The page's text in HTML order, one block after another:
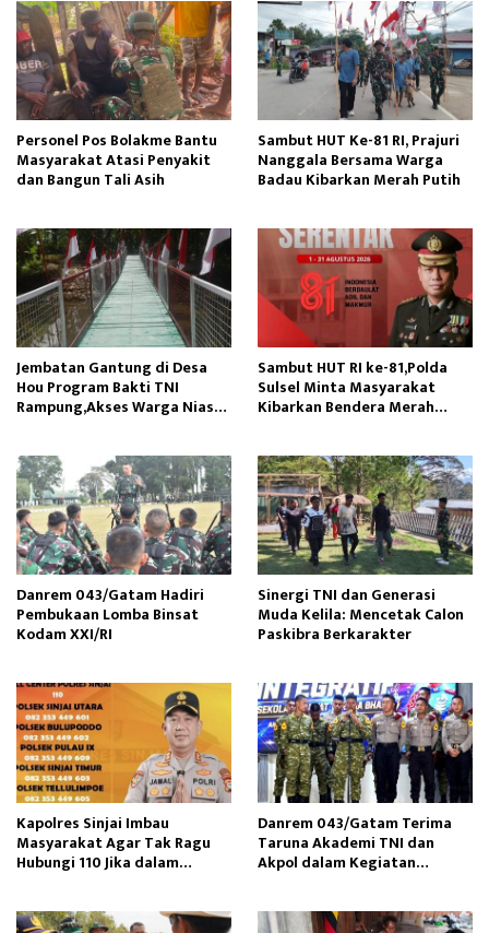
Personel Pos Bolakme Bantu
Masyarakat Atasi Penyakit
dan Bangun Tali Asih
Sambut HUT Ke-81 RI, Prajuri
Nanggala Bersama Warga
Badau Kibarkan Merah Putih
Jembatan Gantung di Desa
Hou Program Bakti TNI
Rampung,Akses Warga Nias
Sambut HUT RI ke-81,Polda
Sulsel Minta Masyarakat
Kibarkan Bendera Merah
Danrem 043/Gatam Hadiri
Pembukaan Lomba Binsat
Kodam XXI/RI
Sinergi TNI dan Generasi
Muda Kelila: Mencetak Calon
Paskibra Berkarakter
Kapolres Sinjai Imbau
Masyarakat Agar Tak Ragu
Hubungi 110 Jika dalam
Danrem 043/Gatam Terima
Taruna Akademi TNI dan
Akpol dalam Kegiatan